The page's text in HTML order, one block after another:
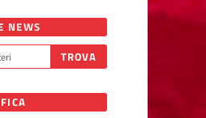
NEWS